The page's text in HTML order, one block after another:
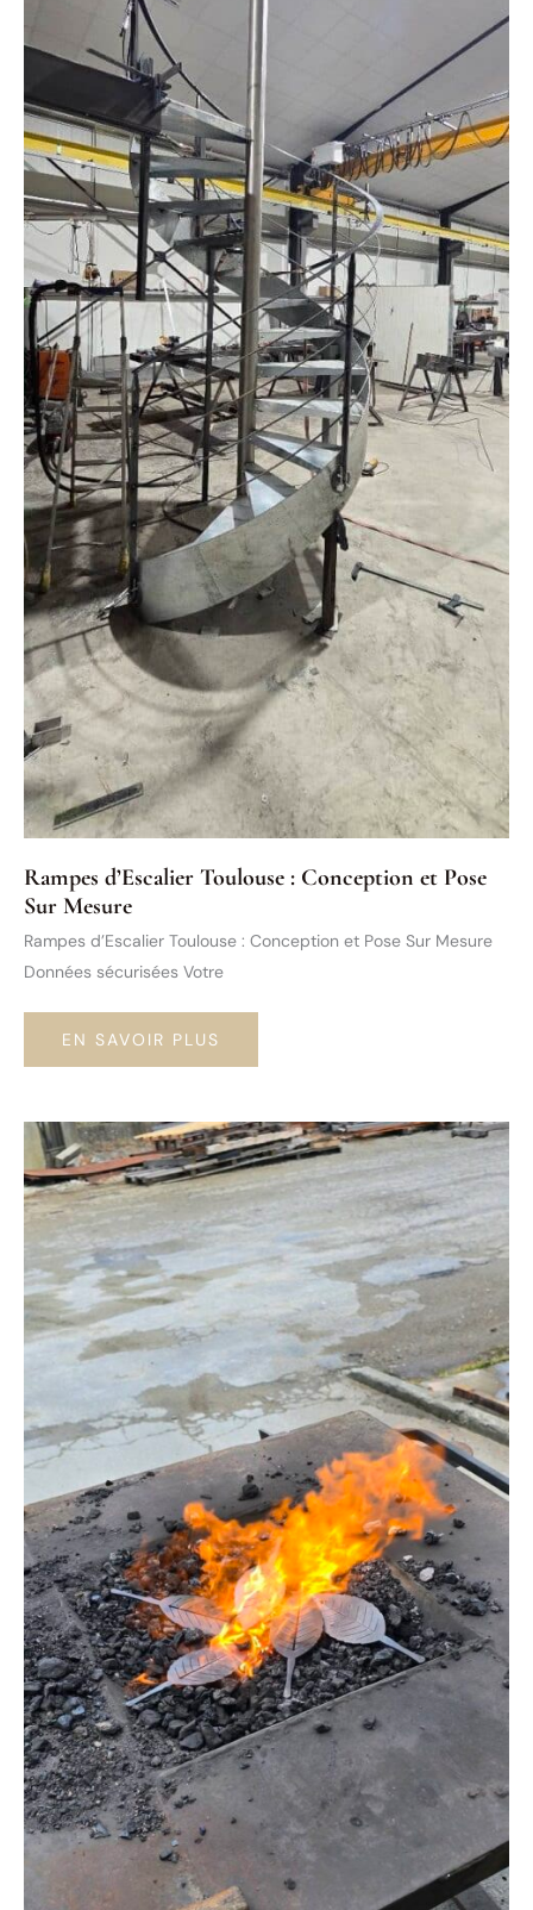
Rampes d’Escalier Toulouse : Conception et Pose
Sur Mesure
Rampes d’Escalier Toulouse : Conception et Pose Sur Mesure
Données sécurisées Votre
RAMPES
TOULOUSE
ET
POSE
SUR
MESURE
EN SAVOIR PLUS